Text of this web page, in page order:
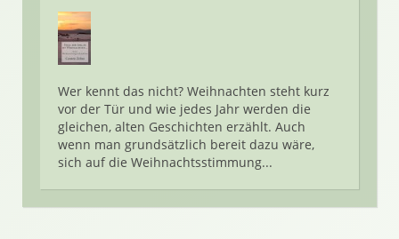
Wer kennt das nicht? Weihnachten steht kurz
vor der Tür und wie jedes Jahr werden die
gleichen, alten Geschichten erzählt. Auch
wenn man grundsätzlich bereit dazu wäre,
sich auf die Weihnachtsstimmung...